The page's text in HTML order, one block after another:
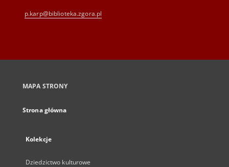
p.karp@biblioteka.zgora.pl
MAPA STRONY
Strona główna
Kolekcje
Dziedzictwo kulturowe